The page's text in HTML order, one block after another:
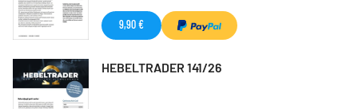
9,90 €
HEBELTRADER 141/26